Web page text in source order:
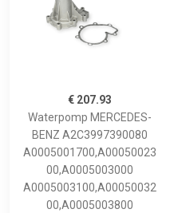
€ 207.93
Waterpomp MERCEDES-
BENZ A2C3997390080
A0005001700,A00050023
00,A0005003000
A0005003100,A00050032
00,A0005003800